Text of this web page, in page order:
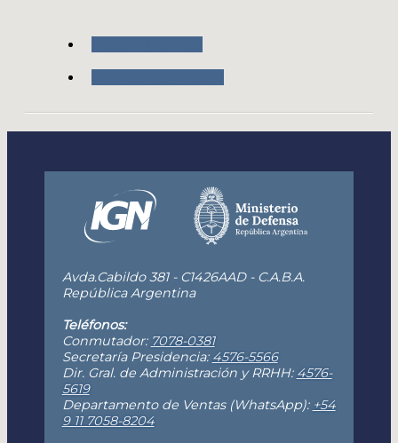
Avda.Cabildo 381 - C1426AAD - C.A.B.A.
República Argentina
Teléfonos:
Conmutador: 7078-0381
Secretaría Presidencia: 4576-5566
Dir. Gral. de Administración y RRHH: 4576-
5619
Departamento de Ventas (WhatsApp): +54
9 11 7058-8204